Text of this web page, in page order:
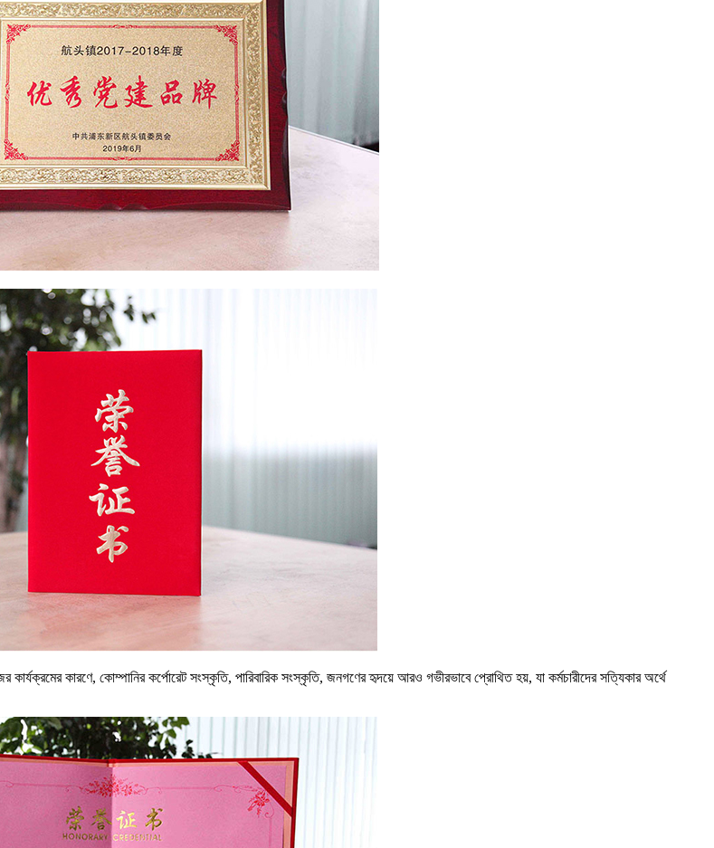
কারণে, কোম্পানির কর্পোরেট সংস্কৃতি, পারিবারিক সংস্কৃতি, জনগণের হৃদয়ে আরও গভীরভাবে প্রোথিত হয়, যা কর্মচারীদের সত্যিকার অর্থে